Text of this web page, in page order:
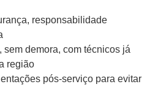
responsabilidade
sem demora, com técnicos já
região
pós-serviço para evitar